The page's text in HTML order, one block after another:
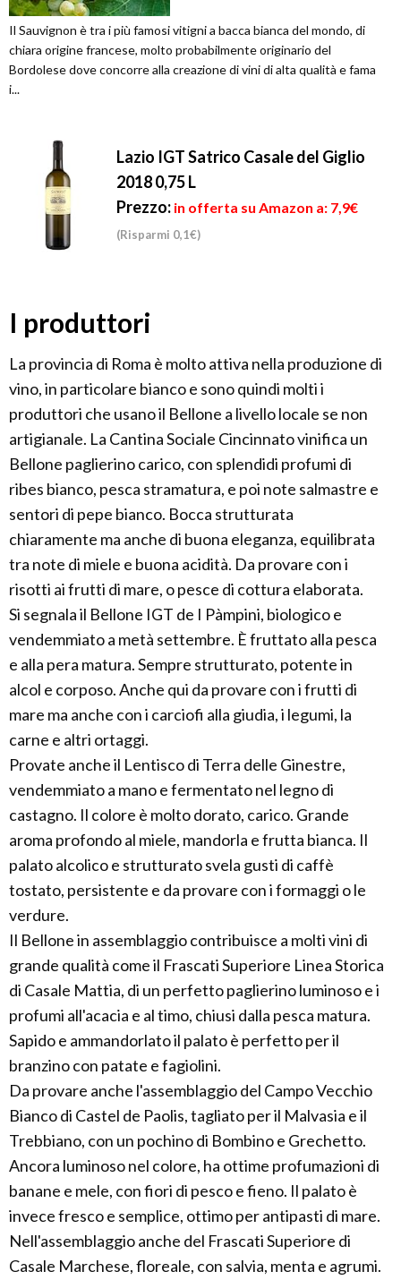
Il Sauvignon è tra i più famosi vitigni a bacca bianca del mondo, di
chiara origine francese, molto probabilmente originario del
Bordolese dove concorre alla creazione di vini di alta qualità e fama
i...
Lazio IGT Satrico Casale del Giglio
2018 0,75 L
Prezzo: in offerta su Amazon a: 7,9€
(Risparmi 0,1€)
I produttori
La provincia di Roma è molto attiva nella produzione di
vino, in particolare bianco e sono quindi molti i
produttori che usano il Bellone a livello locale se non
artigianale. La Cantina Sociale Cincinnato vinifica un
Bellone paglierino carico, con splendidi profumi di
ribes bianco, pesca stramatura, e poi note salmastre e
sentori di pepe bianco. Bocca strutturata
chiaramente ma anche di buona eleganza, equilibrata
tra note di miele e buona acidità. Da provare con i
risotti ai frutti di mare, o pesce di cottura elaborata.
Si segnala il Bellone IGT de I Pàmpini, biologico e
vendemmiato a metà settembre. È fruttato alla pesca
e alla pera matura. Sempre strutturato, potente in
alcol e corposo. Anche qui da provare con i frutti di
mare ma anche con i carciofi alla giudia, i legumi, la
carne e altri ortaggi.
Provate anche il Lentisco di Terra delle Ginestre,
vendemmiato a mano e fermentato nel legno di
castagno. Il colore è molto dorato, carico. Grande
aroma profondo al miele, mandorla e frutta bianca. Il
palato alcolico e strutturato svela gusti di caffè
tostato, persistente e da provare con i formaggi o le
verdure.
Il Bellone in assemblaggio contribuisce a molti vini di
grande qualità come il Frascati Superiore Linea Storica
di Casale Mattia, di un perfetto paglierino luminoso e i
profumi all'acacia e al timo, chiusi dalla pesca matura.
Sapido e ammandorlato il palato è perfetto per il
branzino con patate e fagiolini.
Da provare anche l'assemblaggio del Campo Vecchio
Bianco di Castel de Paolis, tagliato per il Malvasia e il
Trebbiano, con un pochino di Bombino e Grechetto.
Ancora luminoso nel colore, ha ottime profumazioni di
banane e mele, con fiori di pesco e fieno. Il palato è
invece fresco e semplice, ottimo per antipasti di mare.
Nell'assemblaggio anche del Frascati Superiore di
Casale Marchese, floreale, con salvia, menta e agrumi.